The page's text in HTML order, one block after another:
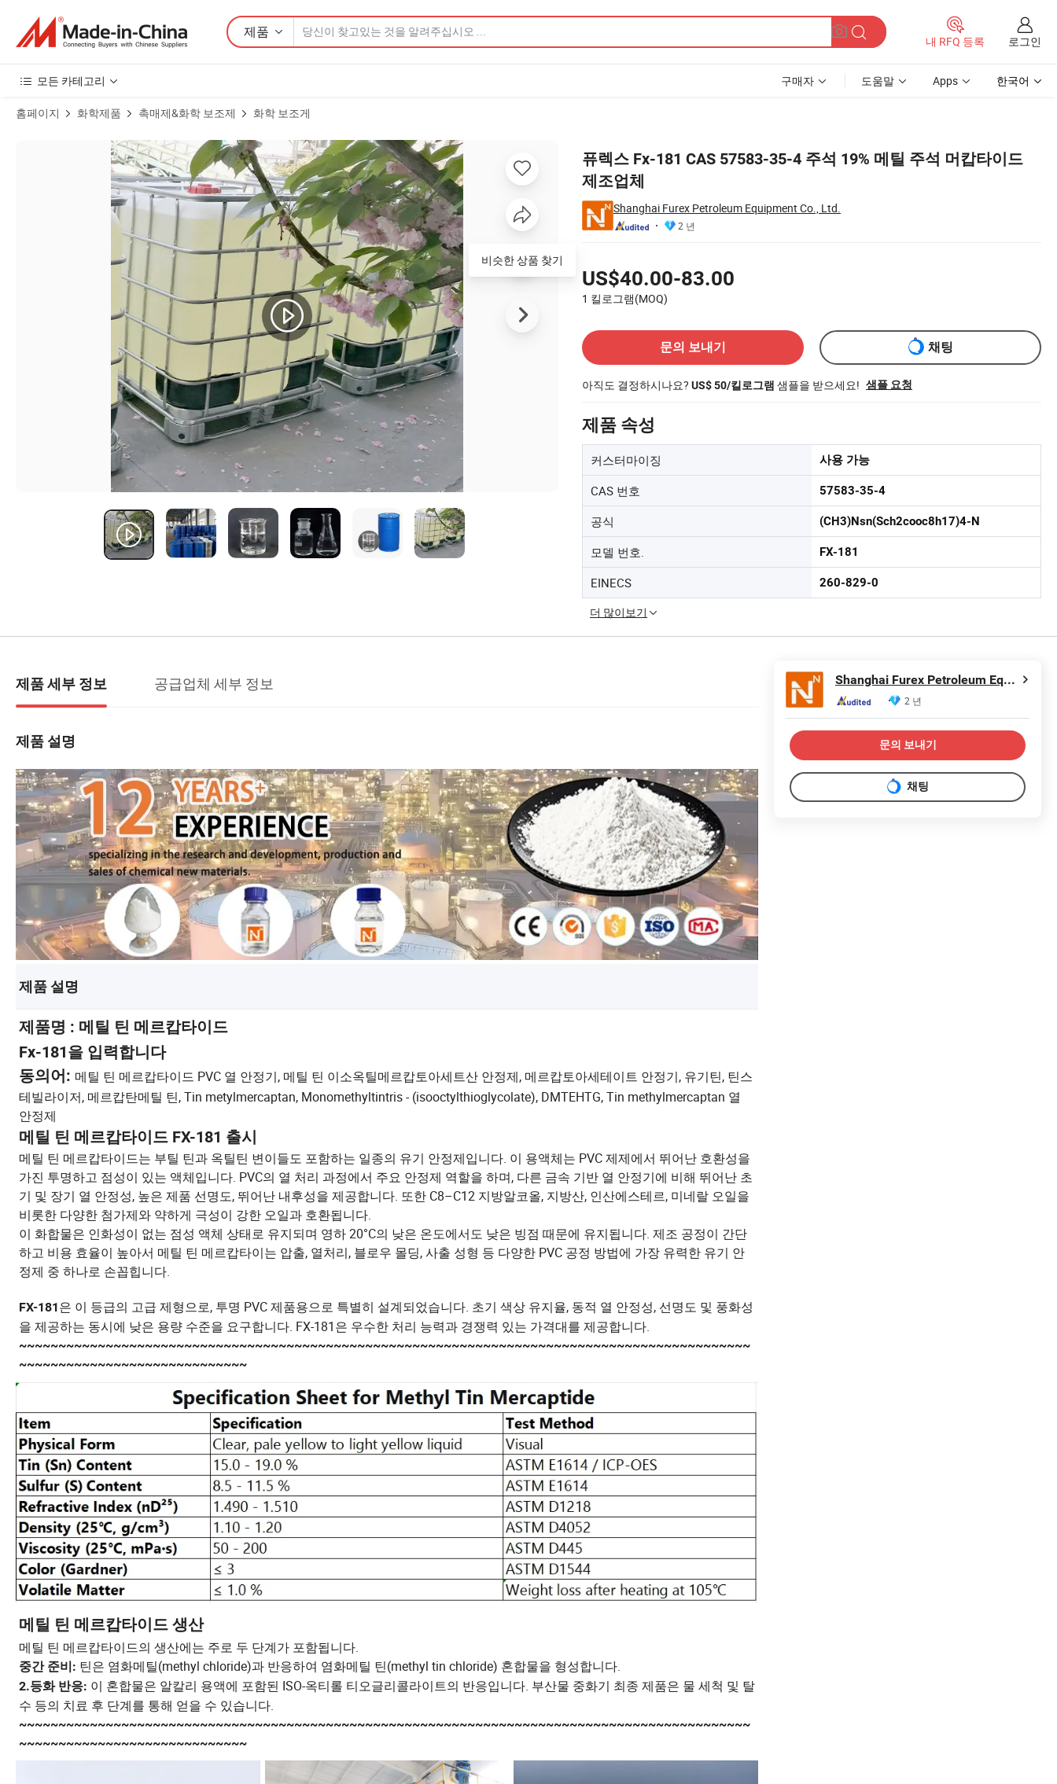
제품
내 RFQ 등록 로그인
모든 카테고리 구매자 도움말 Apps 한국어
홈페이지 화학제품 촉매제&화학 보조제 화학 보조게
퓨렉스 Fx-181 CAS 57583-35-4 주석 19% 메틸 주석 머캅타이드
제조업체
Shanghai Furex Petroleum Equipment Co., Ltd.
2 년
US$40.00-83.00
1 킬로그램(MOQ)
문의 보내기
채팅
아직도 결정하시나요? US$ 50/킬로그램 샘플을 받으세요! 샘플 요청
제품 속성
커스터마이징 사용 가능
CAS 번호 57583-35-4
공식 (CH3)Nsn(Sch2cooc8h17)4-N
모델 번호. FX-181
EINECS 260-829-0
더 많이보기
퓨렉스 Fx-181 CAS 57583-35-4 주석 19% 메틸 주석 머캅타이드 제조업체 제품 이미지
제품 세부 정보 공급업체 세부 정보
제품 설명
제품 설명
제품명 : 메틸 틴 메르캅타이드
Fx-181을 입력합니다
동의어: 메틸 틴 메르캅타이드 PVC 열 안정기, 메틸 틴 이소옥틸메르캅토아세트산 안정제, 메르캅토아세테이트 안정기, 유기틴, 틴스
테빌라이저, 메르캅탄메틸 틴, Tin metylmercaptan, Monomethyltintris - (isooctylthioglycolate), DMTEHTG, Tin methylmercaptan 열
안정제
메틸 틴 메르캅타이드 FX-181 출시
메틸 틴 메르캅타이드는 부틸 틴과 옥틸틴 변이들도 포함하는 일종의 유기 안정제입니다. 이 용액체는 PVC 제제에서 뛰어난 호환성을
가진 투명하고 점성이 있는 액체입니다. PVC의 열 처리 과정에서 주요 안정제 역할을 하며, 다른 금속 기반 열 안정기에 비해 뛰어난 초
기 및 장기 열 안정성, 높은 제품 선명도, 뛰어난 내후성을 제공합니다. 또한 C8–C12 지방알코올, 지방산, 인산에스테르, 미네랄 오일을
비롯한 다양한 첨가제와 약하게 극성이 강한 오일과 호환됩니다.
이 화합물은 인화성이 없는 점성 액체 상태로 유지되며 영하 20°C의 낮은 온도에서도 낮은 빙점 때문에 유지됩니다. 제조 공정이 간단
하고 비용 효율이 높아서 메틸 틴 메르캅타이는 압출, 열처리, 블로우 몰딩, 사출 성형 등 다양한 PVC 공정 방법에 가장 유력한 유기 안
정제 중 하나로 손꼽힙니다.
FX-181은 이 등급의 고급 제형으로, 투명 PVC 제품용으로 특별히 설계되었습니다. 초기 색상 유지율, 동적 열 안정성, 선명도 및 풍화성
을 제공하는 동시에 낮은 용량 수준을 요구합니다. FX-181은 우수한 처리 능력과 경쟁력 있는 가격대를 제공합니다.
~~~~~~~~~~~~~~~~~~~~~~~~~~~~~~~~~~~~~~~~~~~~~~~~~~~~~~~~~~~~~~~~~~~~~~~~~~~~~~~~~~~~~~~~~~~~~
~~~~~~~~~~~~~~~~~~~~~~~~~~~~~
메틸 틴 메르캅타이드 생산
메틸 틴 메르캅타이드의 생산에는 주로 두 단계가 포함됩니다.
중간 준비: 틴은 염화메틸(methyl chloride)과 반응하여 염화메틸 틴(methyl tin chloride) 혼합물을 형성합니다.
2.등화 반응: 이 혼합물은 알칼리 용액에 포함된 ISO-옥티롤 티오글리콜라이트의 반응입니다. 부산물 중화기 최종 제품은 물 세척 및 탈
수 등의 치료 후 단계를 통해 얻을 수 있습니다.
~~~~~~~~~~~~~~~~~~~~~~~~~~~~~~~~~~~~~~~~~~~~~~~~~~~~~~~~~~~~~~~~~~~~~~~~~~~~~~~~~~~~~~~~~~~~~
~~~~~~~~~~~~~~~~~~~~~~~~~~~~~
Shanghai Furex Petroleum Equipment Co., Ltd.
2 년
문의 보내기
채팅